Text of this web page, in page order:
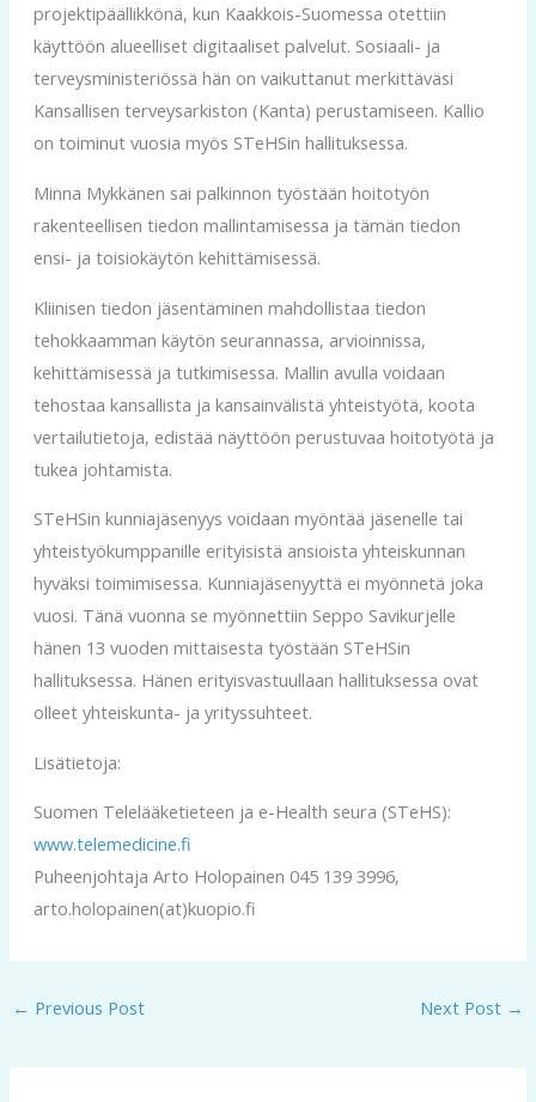
projektipäällikkönä, kun Kaakkois-Suomessa otettiin
käyttöön alueelliset digitaaliset palvelut. Sosiaali- ja
terveysministeriössä hän on vaikuttanut merkittäväsi
Kansallisen terveysarkiston (Kanta) perustamiseen. Kallio
on toiminut vuosia myös STeHSin hallituksessa.
Minna Mykkänen sai palkinnon työstään hoitotyön
rakenteellisen tiedon mallintamisessa ja tämän tiedon
ensi- ja toisiokäytön kehittämisessä.
Kliinisen tiedon jäsentäminen mahdollistaa tiedon
tehokkaamman käytön seurannassa, arvioinnissa,
kehittämisessä ja tutkimisessa. Mallin avulla voidaan
tehostaa kansallista ja kansainvälistä yhteistyötä, koota
vertailutietoja, edistää näyttöön perustuvaa hoitotyötä ja
tukea johtamista.
STeHSin kunniajäsenyys voidaan myöntää jäsenelle tai
yhteistyökumppanille erityisistä ansioista yhteiskunnan
hyväksi toimimisessa. Kunniajäsenyyttä ei myönnetä joka
vuosi. Tänä vuonna se myönnettiin Seppo Savikurjelle
hänen 13 vuoden mittaisesta työstään STeHSin
hallituksessa. Hänen erityisvastuullaan hallituksessa ovat
olleet yhteiskunta- ja yrityssuhteet.
Lisätietoja:
Suomen Telelääketieteen ja e-Health seura (STeHS):
www.telemedicine.fi
Puheenjohtaja Arto Holopainen 045 139 3996,
arto.holopainen(at)kuopio.fi
← Previous Post Next Post →